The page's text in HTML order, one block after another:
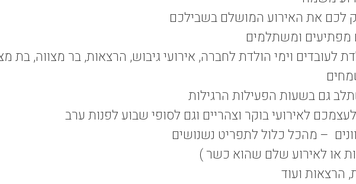
לכם את האירוע המושלם בשבילכם
מפתיעים ומשתלמים
לעובדים וימי הולדת לחברה, אירועי גיבוש, הרצאות, בר מצווה, בת
גם בשעות הפעילות הרגילות
לאירועי בוקר וצהריים וגם לסופי שבוע לפנות ערב
– מהכל כלול לתפריט נשנושים
או לאירוע שלם שהוא כשר )
הרצאות ועוד